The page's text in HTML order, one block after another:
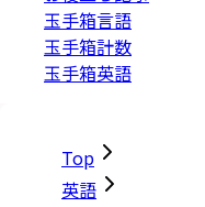
玉手箱言語
玉手箱計数
玉手箱英語
Top
英語